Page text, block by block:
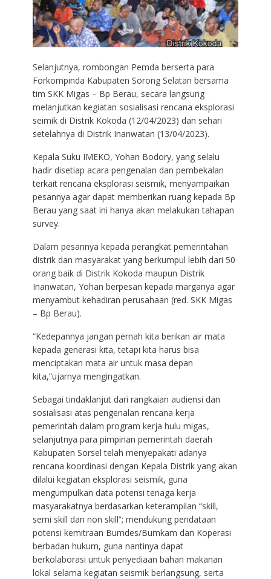
Selanjutnya, rombongan Pemda berserta para
Forkompinda Kabupaten Sorong Selatan bersama
tim SKK Migas – Bp Berau, secara langsung
melanjutkan kegiatan sosialisasi rencana eksplorasi
seimik di Distrik Kokoda (12/04/2023) dan sehari
setelahnya di Distrik Inanwatan (13/04/2023).
Kepala Suku IMEKO, Yohan Bodory, yang selalu
hadir disetiap acara pengenalan dan pembekalan
terkait rencana eksplorasi seismik, menyampaikan
pesannya agar dapat memberikan ruang kepada Bp
Berau yang saat ini hanya akan melakukan tahapan
survey.
Dalam pesannya kepada perangkat pemerintahan
distrik dan masyarakat yang berkumpul lebih dari 50
orang baik di Distrik Kokoda maupun Distrik
Inanwatan, Yohan berpesan kepada marganya agar
menyambut kehadiran perusahaan (red. SKK Migas
– Bp Berau).
“Kedepannya jangan pernah kita berikan air mata
kepada generasi kita, tetapi kita harus bisa
menciptakan mata air untuk masa depan
kita,”ujarnya mengingatkan.
Sebagai tindaklanjut dari rangkaian audiensi dan
sosialisasi atas pengenalan rencana kerja
pemerintah dalam program kerja hulu migas,
selanjutnya para pimpinan pemerintah daerah
Kabupaten Sorsel telah menyepakati adanya
rencana koordinasi dengan Kepala Distrik yang akan
dilalui kegiatan eksplorasi seismik, guna
mengumpulkan data potensi tenaga kerja
masyarakatnya berdasarkan keterampilan “skill,
semi skill dan non skill”; mendukung pendataan
potensi kemitraan Bumdes/Bumkam dan Koperasi
berbadan hukum, guna nantinya dapat
berkolaborasi untuk penyediaan bahan makanan
lokal selama kegiatan seismik berlangsung, serta